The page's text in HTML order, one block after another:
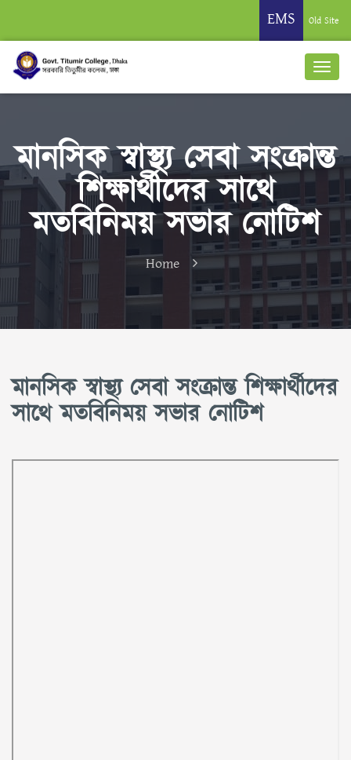
EMS Old Site
মানসিক স্বাস্থ্য সেবা সংক্রান্ত
শিক্ষার্থীদের সাথে
মতবিনিময় সভার নোটিশ
Home
মানসিক স্বাস্থ্য সেবা সংক্রান্ত শিক্ষার্থীদের
সাথে মতবিনিময় সভার নোটিশ